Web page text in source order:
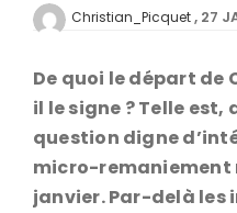
Christian_Picquet 27
De quoi le départ
il le signe ? Telle est,
question digne
micro-remaniement
janvier. Par-delà les